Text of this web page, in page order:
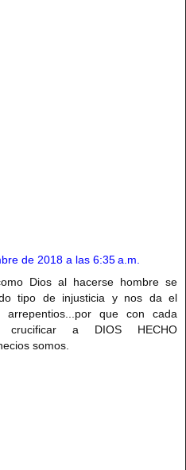
de 2018 a las 6:35 a.m.
Dios al hacerse hombre se
tipo de injusticia y nos da el
arrepentios...por que con cada
a DIOS HECHO
somos.